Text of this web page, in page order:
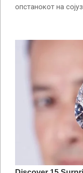
опстанокот на